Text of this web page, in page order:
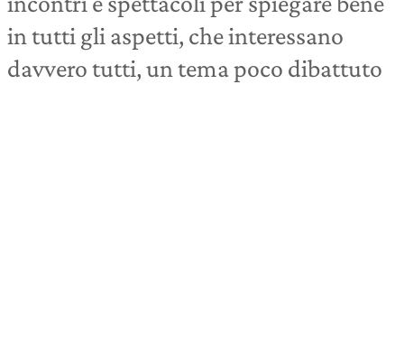
in tutti gli aspetti, che interessano
davvero tutti, un tema poco dibattuto